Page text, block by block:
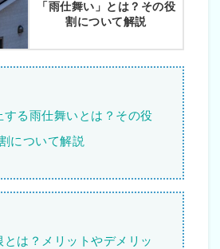
「雨仕舞い」とは？その役
割について解説
する雨仕舞いとは？その役
について解説
とは？メリットやデメリッ